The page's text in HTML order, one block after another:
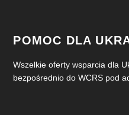
POMOC DLA
Wszelkie oferty wsparcia dla
bezpośrednio do WCRS pod